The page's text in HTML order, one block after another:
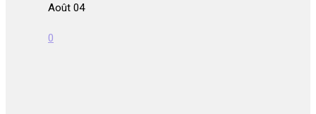
Août 04
0